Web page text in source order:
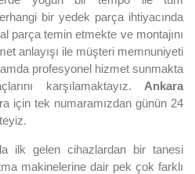
bir yedek parça ihtiyacında
parça temin etmekte ve montajını
anlayışı ile müşteri memnuniyeti
profesyonel hizmet sunmakta
karşılamaktayız. Ankara
için tek numaramızdan günün 24
ilk gelen cihazlardan bir tanesi
makinelerine dair pek çok farklı